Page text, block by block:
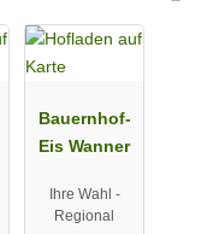
Bauernhof-
Eis Wanner
Ihre Wahl -
Regional